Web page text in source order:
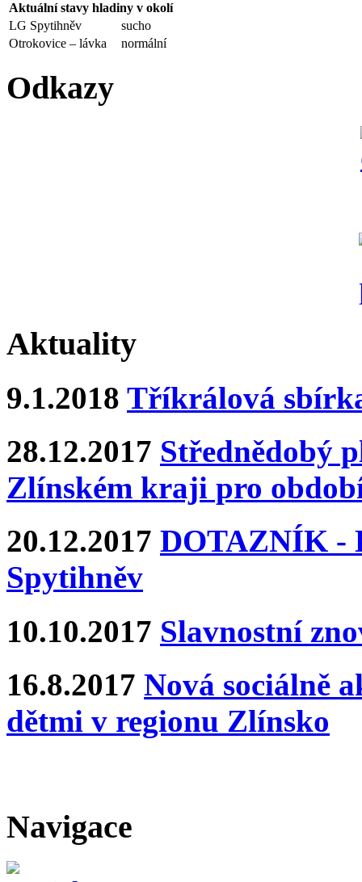
Aktuální stavy hladiny v okolí
LG Spytihněv
sucho
Otrokovice – lávka
normální
Odkazy
Aktuality
9.1.2018 Tříkrálová
28.12.2017 Střednědobý
Zlínském kraji pro
20.12.2017 DOTAZNÍK -
Spytihněv
10.10.2017 Slavnostní
16.8.2017 Nová sociálně
dětmi v regionu Zlínsko
Navigace